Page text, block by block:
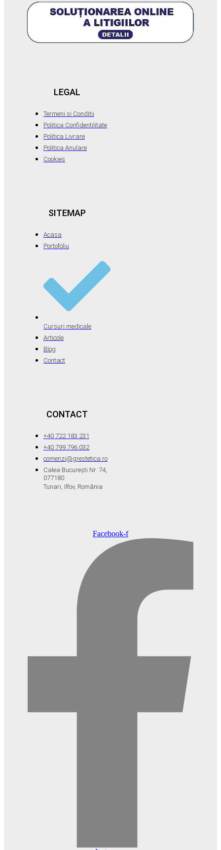
LEGAL
Termeni si Conditii
Politica Confidentilitate
Politica Livrare
Politica Anulare
Cookies
SITEMAP
Acasa
Portofoliu
Cursuri medicale
Articole
Blog
Contact
CONTACT
+40 722.183.231
+40 799.796.032
comenzi@grestetica.ro
Calea București Nr. 74,
077180
Tunari, Ilfov, România
Facebook-f